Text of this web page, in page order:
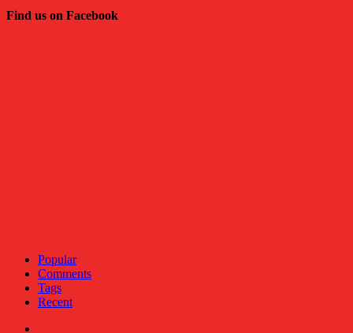
Find us on Facebook
Popular
Comments
Tags
Recent